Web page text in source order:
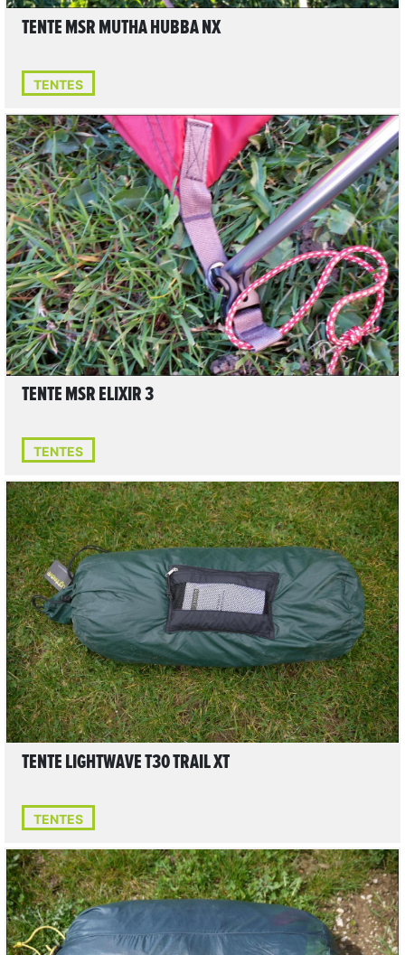
TENTE MSR MUTHA HUBBA NX
TENTES
LIRE L'ARTICLE
TENTE MSR ELIXIR 3
TENTES
LIRE L'ARTICLE
TENTE LIGHTWAVE T30 TRAIL XT
TENTES